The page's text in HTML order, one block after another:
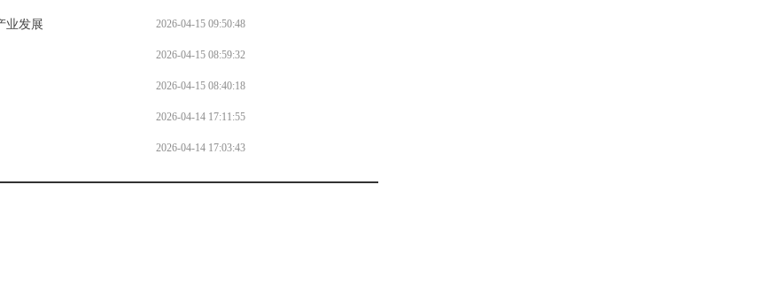
业发展 2026-04-15 09:50:48
2026-04-15 08:59:32
2026-04-15 08:40:18
2026-04-14 17:11:55
2026-04-14 17:03:43